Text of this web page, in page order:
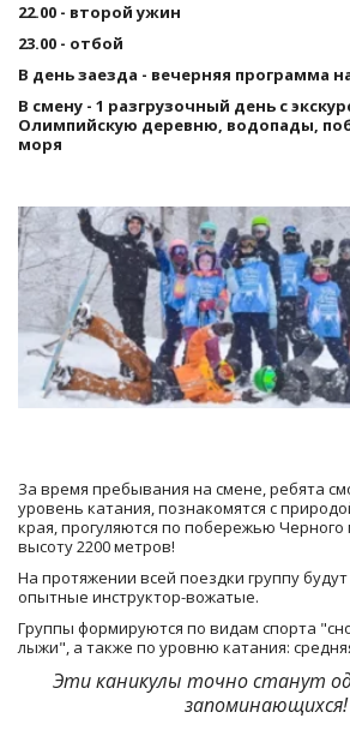
Посещение
большого
22.00 - второй ужин
23.00 - отбой
В день заезда - вечерняя программа
В смену - 1 разгрузочный день с
Олимпийскую деревню, водопады,
моря
За время пребывания на смене, ребята
уровень катания, познакомятся с
края, прогуляются по побережью Черного
высоту 2200 метров!
На протяжении всей поездки группу
опытные инструктор-вожатые.
Группы формируются по видам спорта
лыжи", а также по уровню катания:
Эти каникулы точно станут
запоминающихся!